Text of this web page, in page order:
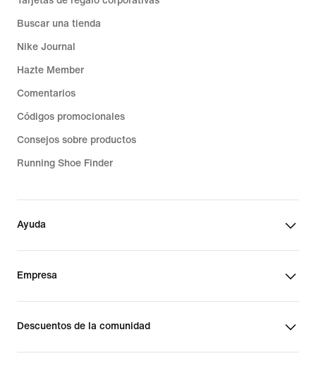
Buscar una tienda
Nike Journal
Hazte Member
Comentarios
Códigos promocionales
Consejos sobre productos
Running Shoe Finder
Ayuda
Empresa
Descuentos de la comunidad